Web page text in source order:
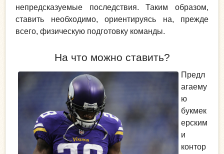
непредсказуемые последствия. Таким образом,
ставить необходимо, ориентируясь на, прежде
всего, физическую подготовку команды.
На что можно ставить?
Предл
агаему
ю
букмек
ерским
и
контор